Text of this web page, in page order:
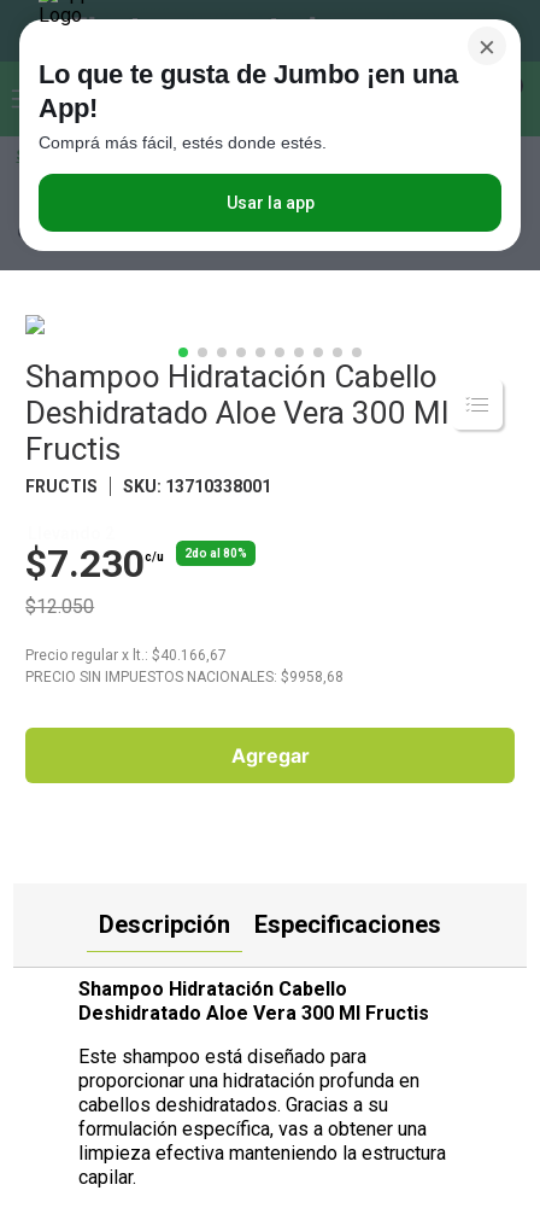
Buscar...
Seleccioná el método de entrega
×
Lo que te gusta de Jumbo ¡en una
App!
Comprá más fácil, estés donde estés.
Usar la app
Cuidado Capilar Shampoo
Cabello Deshidratado Aloe Vera 300 Ml Fructis
Shampoo Hidratación Cabello
Deshidratado Aloe Vera 300 Ml
Fructis
FRUCTIS SKU: 13710338001
$7.230c/u 2do al 80%
$12.050
Precio regular x lt. : $40.166,67
PRECIO SIN IMPUESTOS NACIONALES: $9958,68
Agregar
Descripción Especificaciones
Shampoo Hidratación Cabello
Deshidratado Aloe Vera 300 Ml Fructis
Este shampoo está diseñado para
proporcionar una hidratación profunda en
cabellos deshidratados. Gracias a su
formulación específica, vas a obtener una
limpieza efectiva manteniendo la estructura
capilar.
Términos más buscados
.
Cerveza
Galletitas
Yerba
Fideos
Juguetes
. Carne